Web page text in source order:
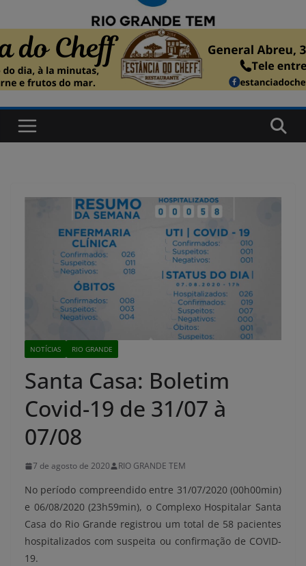
NOTÍCIAS RIO GRANDE
Santa Casa: Boletim
Covid-19 de 31/07 à
07/08
7 de agosto de 2020 RIO GRANDE TEM
No período compreendido entre 31/07/2020 (00h00min)
e 06/08/2020 (23h59min), o Complexo Hospitalar Santa
Casa do Rio Grande registrou um total de 58 pacientes
hospitalizados com suspeita ou confirmação de COVID-
19.